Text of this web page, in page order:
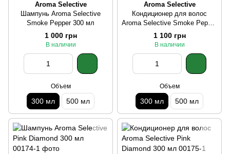
Aroma Selective
Шампунь Aroma Selective
Smoke Pepper 300 мл
1 000 грн
В наличии
Объем
300 мл 500 мл
Aroma Selective
Кондиционер для волос
Aroma Selective Smoke Pepper
300 мл
1 100 грн
В наличии
Объем
300 мл 500 мл